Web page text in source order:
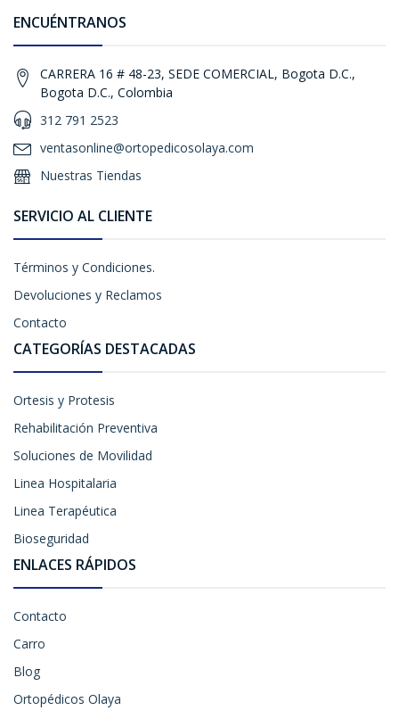
ENCUÉNTRANOS
CARRERA 16 # 48-23, SEDE COMERCIAL, Bogota D.C.,
Bogota D.C., Colombia
312 791 2523
ventasonline@ortopedicosolaya.com
Nuestras Tiendas
SERVICIO AL CLIENTE
Términos y Condiciones.
Devoluciones y Reclamos
Contacto
CATEGORÍAS DESTACADAS
Ortesis y Protesis
Rehabilitación Preventiva
Soluciones de Movilidad
Linea Hospitalaria
Linea Terapéutica
Bioseguridad
ENLACES RÁPIDOS
Contacto
Carro
Blog
Ortopédicos Olaya